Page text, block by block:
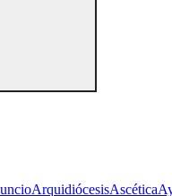
ArquidiócesisAscética